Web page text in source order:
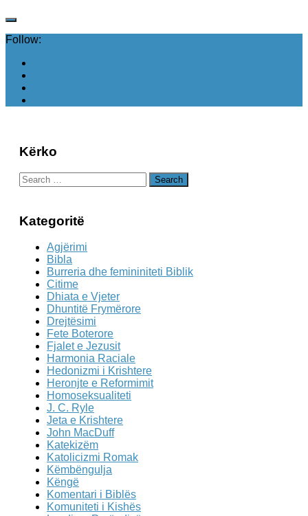
Follow:
Kërko
Search
for:
Kategoritë
Agjërimi
Bibla
Burreria dhe femininiteti Biblik
Citime
Dhiata e Vjeter
Dhuntitë Frymërore
Drejtësimi
Fete Boterore
Fjalet e Jezusit
Harmonia Raciale
Hedonizmi i Krishtere
Heronjte e Reformimit
Homoseksualiteti
J. C. Ryle
Jeta e Krishtere
John MacDuff
Katekizëm
Katolicizmi Romak
Këmbëngulja
Këngë
Komentari i Biblës
Komuniteti i Kishës